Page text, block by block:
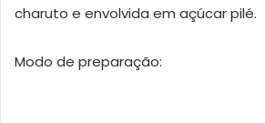
charuto e envolvida em açúcar pilé.
Modo de preparação: